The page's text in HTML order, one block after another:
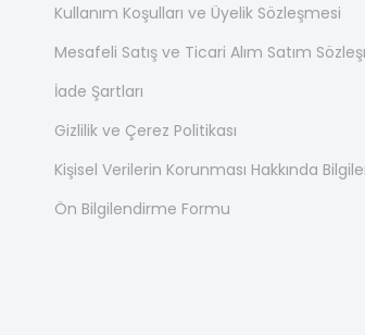
Kullanım Koşulları ve Üyelik Sözleşmesi
Mesafeli Satış ve Ticari Alım Satım
İade Şartları
Gizlilik ve Çerez Politikası
Kişisel Verilerin Korunması Hakkında
Ön Bilgilendirme Formu